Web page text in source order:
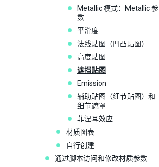
Metallic 模式：Metallic 参
数
平滑度
法线贴图（凹凸贴图）
高度贴图
遮挡贴图
Emission
辅助贴图（细节贴图）和
细节遮罩
菲涅耳效应
材质图表
自行创建
通过脚本访问和修改材质参数